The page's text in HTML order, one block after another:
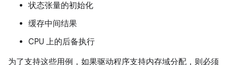
状态张量的初始化
缓存中间结果
CPU 上的后备执行
为了支持这些用例，如果驱动程序支持内存域分配，则必须